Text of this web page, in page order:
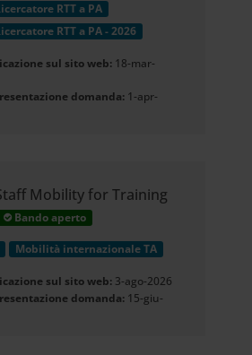
RTT a PA
RTT a PA - 2026
sul sito web: 18-mar-
domanda: 1-apr-
Mobility for Training
Bando aperto
Mobilità internazionale TA
sul sito web: 3-ago-2026
domanda: 15-giu-